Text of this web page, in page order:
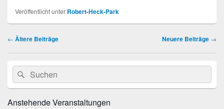
Veröffentlicht unter Robert-Heck-Park
Beitragsnavigation
← Ältere Beiträge Neuere Beiträge →
Primärer
Seitenleisten
Widget-
Bereich
Suche
nach:
Suchen
Anstehende Veranstaltungen